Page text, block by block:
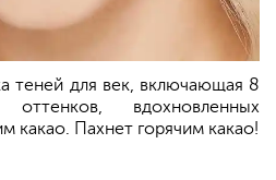
теней для век, включающая 8
оттенков, вдохновленных
какао. Пахнет горячим какао!